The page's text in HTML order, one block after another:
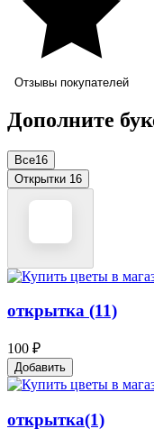
Отзывы покупателей
Дополните
Все16
Открытки 16
открытка (11)
100 ₽
Добавить
открытка(1)